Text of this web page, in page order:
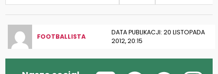
FOOTBALLISTA
DATA PUBLIKACJI: 20 LISTOPADA
2012, 20:15